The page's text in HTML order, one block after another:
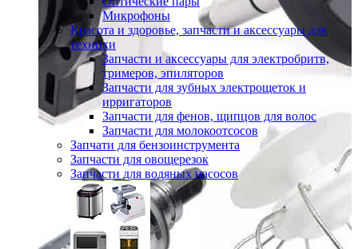
Микрофоны
Красота и здоровье, запчасти и аксессуары для
техники
Запчасти и аксессуары для электробритв,
тримеров, эпиляторов
Запчасти для зубных электрощеток и
ирригаторов
Запчасти для фенов, щипцов для волос
Запчасти для молокоотсосов
Запчати для бензоинструмента
Запчасти для овощерезок
Запчасти для водяных насосов